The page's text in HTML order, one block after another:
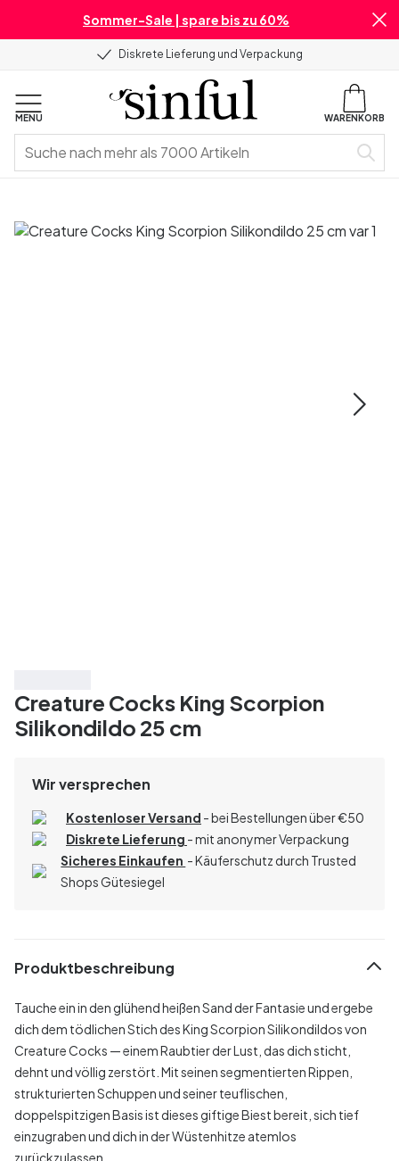
Sommer-Sale | spare bis zu 60%
Diskrete Lieferung und Verpackung
MENU WARENKORB
Creature Cocks King Scorpion
Silikondildo 25 cm
Wir versprechen
Kostenloser Versand - bei Bestellungen über€50
Diskrete Lieferung - mit anonymer Verpackung
Sicheres Einkaufen - Käuferschutz durch Trusted
Shops Gütesiegel
Produktbeschreibung
Tauche ein in den glühend heißen Sand der Fantasie und ergebe
dich dem tödlichen Stich des King Scorpion Silikondildos von
Creature Cocks — einem Raubtier der Lust, das dich sticht,
dehnt und völlig zerstört. Mit seinen segmentierten Rippen,
strukturierten Schuppen und seiner teuflischen,
doppelspitzigen Basis ist dieses giftige Biest bereit, sich tief
einzugraben und dich in der Wüstenhitze atemlos
zurückzulassen.